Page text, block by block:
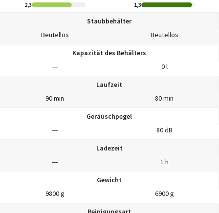
2,3 1,3
Staubbehälter
Beutellos
Beutellos
Kapazität des Behälters
---
0 l
Laufzeit
90 min
80 min
Geräuschpegel
---
80 dB
Ladezeit
---
1 h
Gewicht
9800 g
6900 g